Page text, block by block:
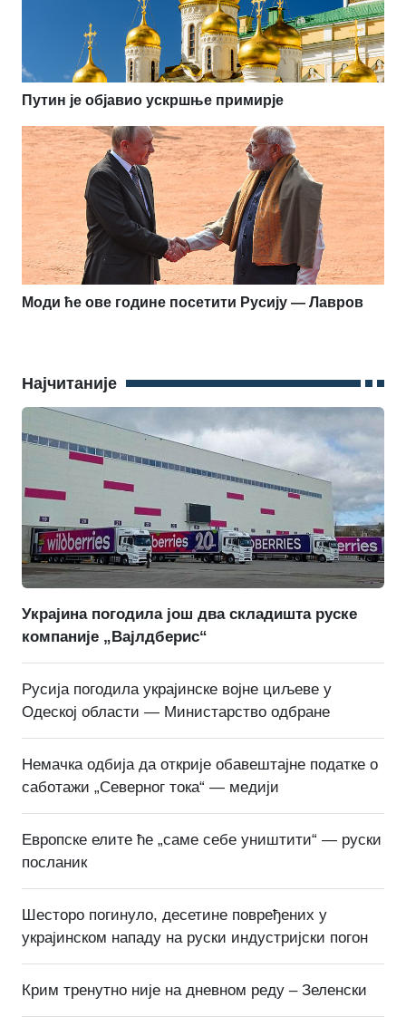
Путин је објавио ускршње примирје
Моди ће ове године посетити Русију — Лавров
Најчитаније
Украјина погодила још два складишта руске
компаније „Вајлдберис“
Русија погодила украјинске војне циљеве у
Одеској области — Министарство одбране
Немачка одбија да открије обавештајне податке о
саботажи „Северног тока“ — медији
Европске елите ће „саме себе уништити“ — руски
посланик
Шесторо погинуло, десетине повређених у
украјинском нападу на руски индустријски погон
Крим тренутно није на дневном реду – Зеленски